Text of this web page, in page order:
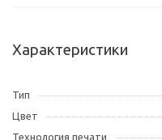
Характеристики
Тип
Цвет
Технология печати